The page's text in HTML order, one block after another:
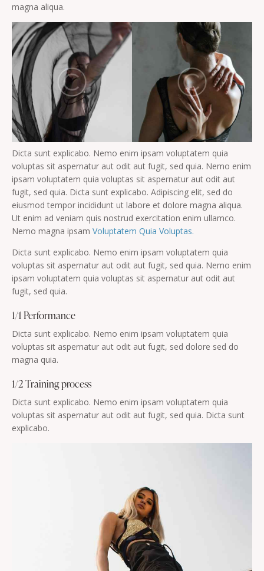
magna aliqua.
Dicta sunt explicabo. Nemo enim ipsam voluptatem quia
voluptas sit aspernatur aut odit aut fugit, sed quia. Nemo enim
ipsam voluptatem quia voluptas sit aspernatur aut odit aut
fugit, sed quia. Dicta sunt explicabo. Adipiscing elit, sed do
eiusmod tempor incididunt ut labore et dolore magna aliqua.
Ut enim ad veniam quis nostrud exercitation enim ullamco.
Nemo magna ipsam Voluptatem Quia Voluptas.
Dicta sunt explicabo. Nemo enim ipsam voluptatem quia
voluptas sit aspernatur aut odit aut fugit, sed quia. Nemo enim
ipsam voluptatem quia voluptas sit aspernatur aut odit aut
fugit, sed quia.
1/1 Performance
Dicta sunt explicabo. Nemo enim ipsam voluptatem quia
voluptas sit aspernatur aut odit aut fugit, sed dolore sed do
magna quia.
1/2 Training process
Dicta sunt explicabo. Nemo enim ipsam voluptatem quia
voluptas sit aspernatur aut odit aut fugit, sed quia. Dicta sunt
explicabo.